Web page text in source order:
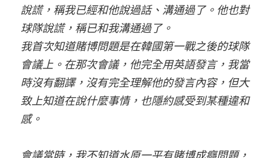
說謊，稱我已經和他說過話、溝通過了。他也對
球隊說謊，稱已和我溝通過了。
我首次知道賭博問題是在韓國第一戰之後的球隊
會議上。在那次會議，他完全用英語發言，我當
時沒有翻譯，沒有完全理解他的發言內容，但大
致上知道在說什麼事情，也隱約感受到某種違和
感。
會議當時，我不知道水原一平有賭博成癮問題，